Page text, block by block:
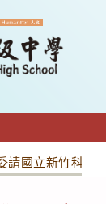
請國立新竹科學